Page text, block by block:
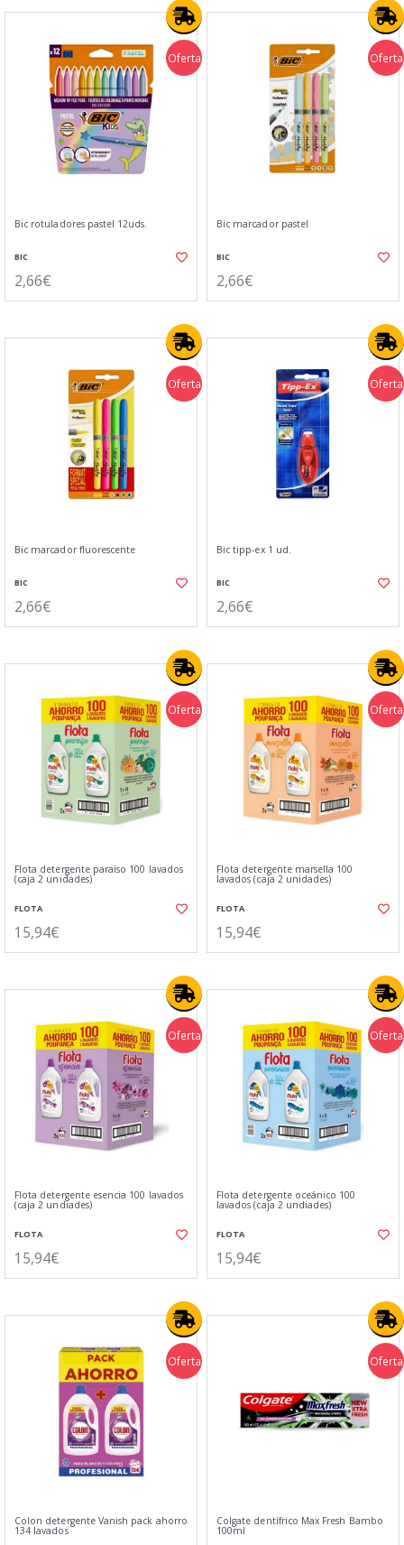
Oferta
Bic rotuladores pastel 12uds.
BIC
2,66€
Oferta
Bic marcador pastel
BIC
2,66€
Oferta
Bic marcador fluorescente
BIC
2,66€
Oferta
Bic tipp-ex 1 ud.
BIC
2,66€
Oferta
Flota detergente paraíso 100 lavados
(caja 2 unidades)
FLOTA
15,94€
Oferta
Flota detergente marsella 100
lavados (caja 2 unidades)
FLOTA
15,94€
Oferta
Flota detergente esencia 100 lavados
(caja 2 undiades)
FLOTA
15,94€
Oferta
Flota detergente oceánico 100
lavados (caja 2 undiades)
FLOTA
15,94€
Oferta
Colon detergente Vanish pack ahorro
134 lavados
Oferta
Colgate dentífrico Max Fresh Bambo
100ml